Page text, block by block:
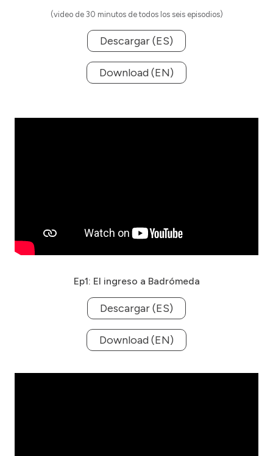
(video de 30 minutos de todos los seis episodios)
Descargar (ES)
Download (EN)
Ep1: El ingreso a Badrómeda
Descargar (ES)
Download (EN)